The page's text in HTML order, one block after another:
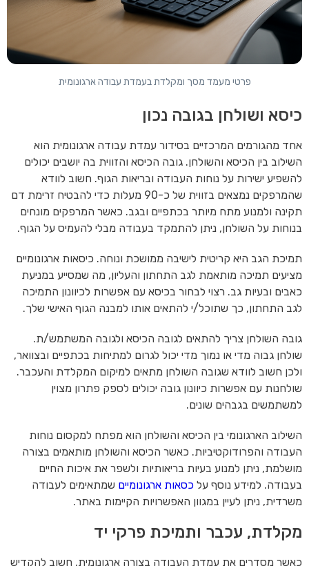
פרטי מעמד מסך ומקלדת בעמדת עבודה ארגונומית
כיסא ושולחן בגובה נכון
אחד מהגורמים המרכזיים בסידור עמדת עבודה ארגונומית הוא
השילוב בין הכיסא והשולחן. גובה הכיסא והזווית בה יושבים יכולים
להשפיע ישירות על נוחות העבודה ובריאות הגוף. חשוב לוודא
שהמרפקים נמצאים בזווית של כ-90 מעלות כדי להבטיח זרימת דם
תקינה ולמנוע מתח מיותר בכתפיים ובגב. כאשר המרפקים מונחים
בנוחות על השולחן, ניתן להתמקד בעבודה מבלי להעמיס על הגוף.
תמיכת הגב היא קריטית לישיבה ממושכת ונוחה. כיסאות ארגונומיים
מציעים תמיכה מותאמת לגב התחתון והעליון, מה שמסייע במניעת
כאבים ובעיות גב. רצוי לבחור בכיסא עם אפשרות לכיוונון התמיכה
לגב התחתון, כך שתוכל/י להתאים אותו למבנה הגוף האישי שלך.
גובה השולחן צריך להתאים לגובה הכיסא ולגובה המשתמש/ת.
שולחן גבוה מדי או נמוך מדי יכול לגרום למתיחות בכתפיים ובצוואר,
ולכן חשוב לוודא שגובה השולחן מתאים למיקום המקלדת והעכבר.
שולחנות עם אפשרות כיוונון גובה יכולים לספק פתרון מצוין
למשתמשים בגבהים שונים.
השילוב הארגונומי בין הכיסא והשולחן הוא מפתח למקסום נוחות
העבודה והפרודוקטיביות. כאשר הכיסא והשולחן מותאמים בצורה
מושלמת, ניתן למנוע בעיות בריאותיות ולשפר את איכות החיים
בעבודה. למידע נוסף על כסאות ארגונומיים שמתאימים לעבודה
משרדית, ניתן לעיין במגוון האפשרויות הקיימות באתר.
מקלדת, עכבר ותמיכת פרקי יד
כאשר מסדרים את עמדת העבודה בצורה ארגונומית, חשוב להקדיש